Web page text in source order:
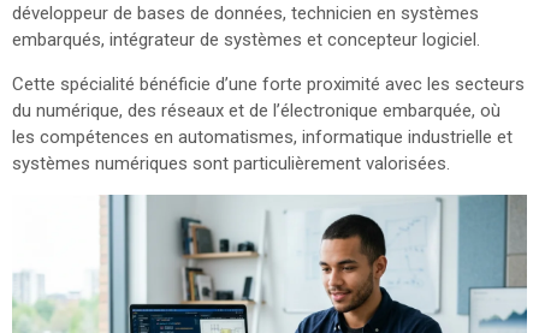
développeur de bases de données, technicien en systèmes
embarqués, intégrateur de systèmes et concepteur logiciel.
Cette spécialité bénéficie d’une forte proximité avec les secteurs
du numérique, des réseaux et de l’électronique embarquée, où
les compétences en automatismes, informatique industrielle et
systèmes numériques sont particulièrement valorisées.